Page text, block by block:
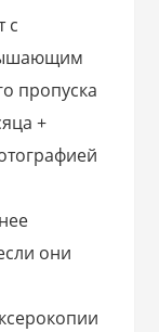
с
пропуска
+
они